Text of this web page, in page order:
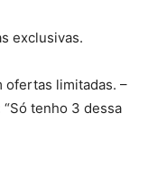
exclusivas.
ofertas limitadas. –
tenho 3 dessa